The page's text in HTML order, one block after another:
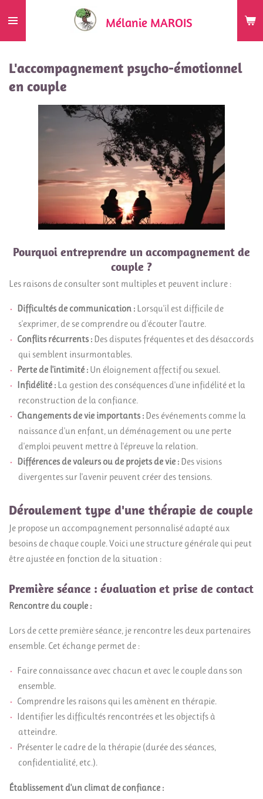
contenu
Mélanie MAROIS
L'accompagnement psycho-émotionnel
en couple
Pourquoi entreprendre un accompagnement de
couple ?
Les raisons de consulter sont multiples et peuvent inclure :
Difficultés de communication :Lorsqu'il est difficile de
s'exprimer, de se comprendre ou d'écouter l'autre.
Conflits récurrents :Des disputes fréquentes et des désaccords
qui semblent insurmontables.
Perte de l'intimité :Un éloignement affectif ou sexuel.
Infidélité :La gestion des conséquences d'une infidélité et la
reconstruction de la confiance.
Changements de vie importants :Des événements comme la
naissance d'un enfant, un déménagement ou une perte
d'emploi peuvent mettre à l'épreuve la relation.
Différences de valeurs ou de projets de vie :Des visions
divergentes sur l'avenir peuvent créer des tensions.
Déroulement type d'une thérapie de couple
Je propose un accompagnement personnalisé adapté aux
besoins de chaque couple. Voici une structure générale qui peut
être ajustée en fonction de la situation :
Première séance : évaluation et prise de contact
Rencontre du couple :
Lors de cette première séance, je rencontre les deux partenaires
ensemble. Cet échange permet de :
Faire connaissance avec chacun et avec le couple dans son
ensemble.
Comprendre les raisons qui les amènent en thérapie.
Identifier les difficultés rencontrées et les objectifs à
atteindre.
Présenter le cadre de la thérapie (durée des séances,
confidentialité, etc.).
Établissement d'un climat de confiance :